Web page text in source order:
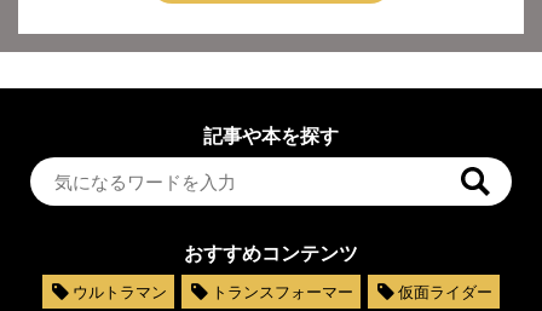
記事や本を探す
おすすめコンテンツ
ウルトラマン トランスフォーマー
仮面ライダー